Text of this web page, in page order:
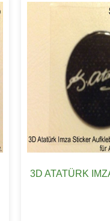
3D ATATÜRK